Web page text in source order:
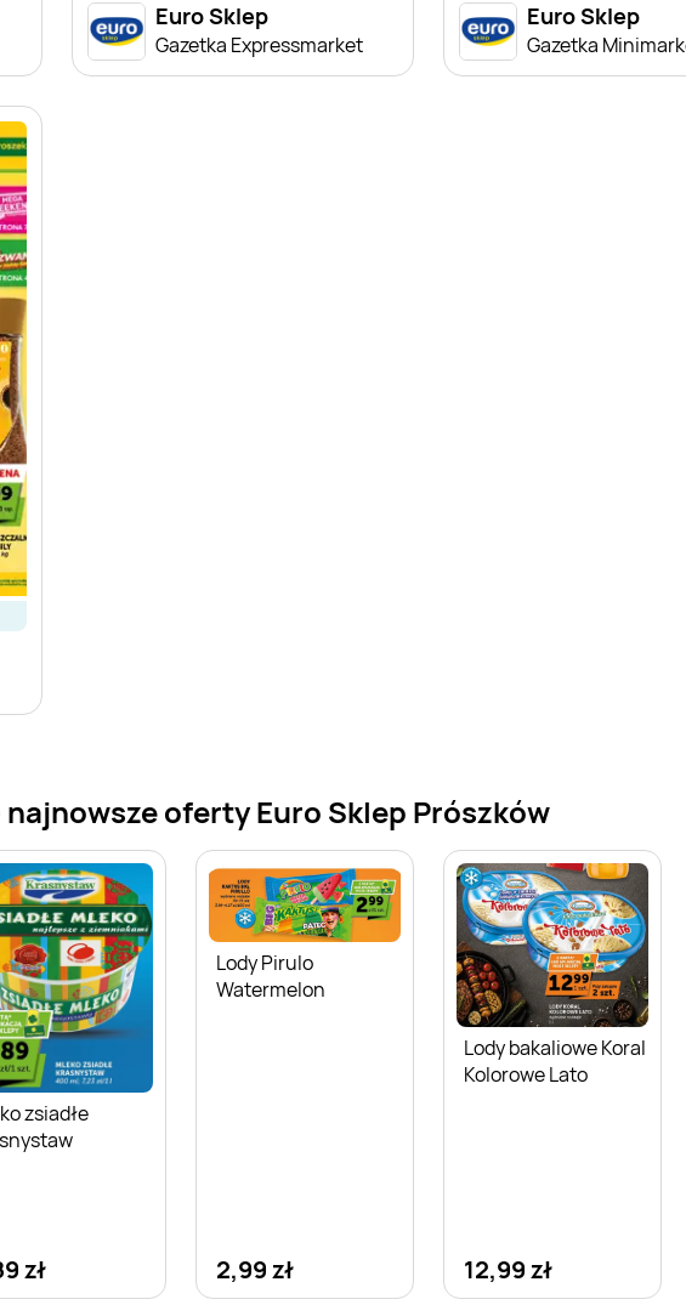
Euro Sklep
Gazetka Expressmarket
Euro Sklep
Gazetka
oferty Euro Sklep Prószków
zsiadłe
zł
Lody Pirulo
Watermelon
2,99 zł
Lody bakaliowe Koral
Kolorowe Lato
12,99 zł